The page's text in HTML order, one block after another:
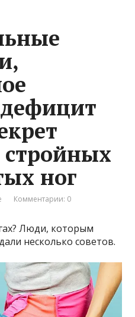
ног
Комментарии: 0
Люди, которым
несколько советов.